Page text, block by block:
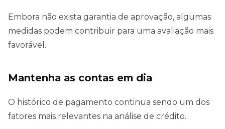
Embora não exista garantia de aprovação, algumas
medidas podem contribuir para uma avaliação mais
favorável.
Mantenha as contas em dia
O histórico de pagamento continua sendo um dos
fatores mais relevantes na análise de crédito.